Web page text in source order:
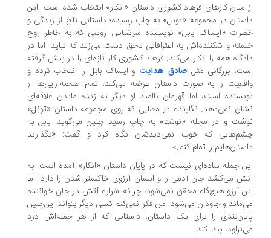
میان کارهای فرهاد کشوری داستان «انکار» انتخاب شده است. این
در مجموعه «تونل» به چاپ رسیده؛ داستانی تلخ از زندگی و
«ایساک بابل» نویسنده سرشناس روسی که به خاطر روح
و شکننده‌اش به اعترافاتی ناحق دست می‌زند که نباید! اما در
همه را انکار می‌کند. فرهاد کشوری کار تازه‌ای را در پیش گرفته
بزرگانی مثلصادق هدایت و ایساک بابل را انتخاب کرده و
را به صورت داستان عرضه می‌کند، تمام صحنه‌آرایی‌ها از
است، اما قهرمان ناامید او دیگر به زنده ماندن علاقه‌ای
نمی‌دهد. نگارنده در مطلبی که روی مجموعه داستان «تونل»
و در مجله «نوشتا» به چاپ رسید چنین می‌گوید: بابل به
که خوب نمی‌دیدشان نگاه کرد و گفت: «بگذارید
را تمام کنم.»
جمله ساده‌ای نیست که در پایان داستان «انکار» آمده است. به
می‌کشد جان آدمی را و انسان آرزوی خاکستر شدن را دارد. اما
آرزو هیچ‌گاه محقق نمی‌شود، چراکه شراره آتش در جان خواننده
و جاودان می‌شود. من فکر نمی‌کنم کسی دیگر بتواند این‌چنین
را برای یک داستان، داستانی که از هر جمله‌اش درد
پیدا کند.